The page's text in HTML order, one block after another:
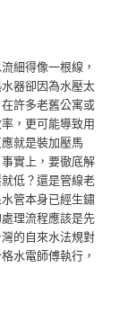
細得像一根線，
器卻因為水壓太
許多老舊公寓或
，更可能導致用
就是裝加壓馬
實上，要徹底解
低？還是管線老
管本身已經生鏽
理流程應該是先
的自來水法規對
水電師傅執行，